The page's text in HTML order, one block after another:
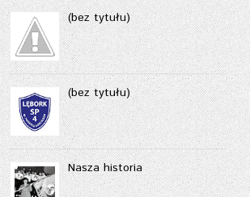
(bez tytułu)
(bez tytułu)
Nasza historia